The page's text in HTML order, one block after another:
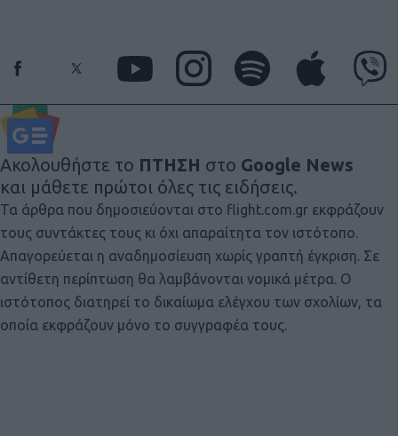
Ακολουθήστε το ΠΤΗΣΗ στο Google News
και μάθετε πρώτοι όλες τις ειδήσεις.
Τα άρθρα που δημοσιεύονται στο flight.com.gr εκφράζουν
τους συντάκτες τους κι όχι απαραίτητα τον ιστότοπο.
Απαγορεύεται η αναδημοσίευση χωρίς γραπτή έγκριση. Σε
αντίθετη περίπτωση θα λαμβάνονται νομικά μέτρα. Ο
ιστότοπος διατηρεί το δικαίωμα ελέγχου των σχολίων, τα
οποία εκφράζουν μόνο το συγγραφέα τους.